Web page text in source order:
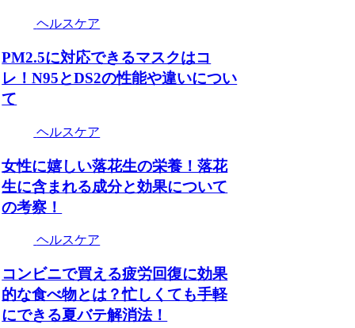
ヘルスケア
PM2.5に対応できるマスクはコ
レ！N95とDS2の性能や違いについ
て
ヘルスケア
女性に嬉しい落花生の栄養！落花
生に含まれる成分と効果について
の考察！
ヘルスケア
コンビニで買える疲労回復に効果
的な食べ物とは？忙しくても手軽
にできる夏バテ解消法！